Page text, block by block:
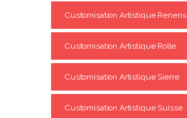
Customisation Artistique Renens
Customisation Artistique Rolle
Customisation Artistique Sierre
Customisation Artistique Suisse